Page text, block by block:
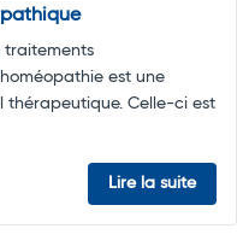
traitements
est une
thérapeutique. Celle-ci est
Lire la suite